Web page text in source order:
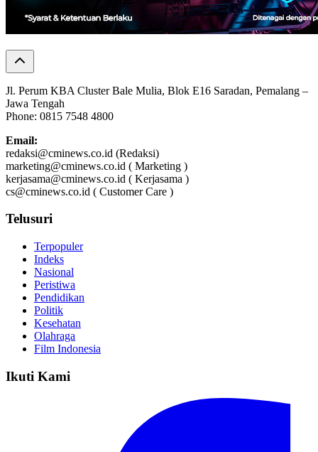
Jl. Perum KBA Cluster Bale Mulia, Blok E16 Saradan, Pemalang –
Jawa Tengah
Phone: 0815 7548 4800
Email:
redaksi@cminews.co.id (Redaksi)
marketing@cminews.co.id ( Marketing )
kerjasama@cminews.co.id ( Kerjasama )
cs@cminews.co.id ( Customer Care )
Telusuri
Terpopuler
Indeks
Nasional
Peristiwa
Pendidikan
Politik
Kesehatan
Olahraga
Film Indonesia
Ikuti Kami